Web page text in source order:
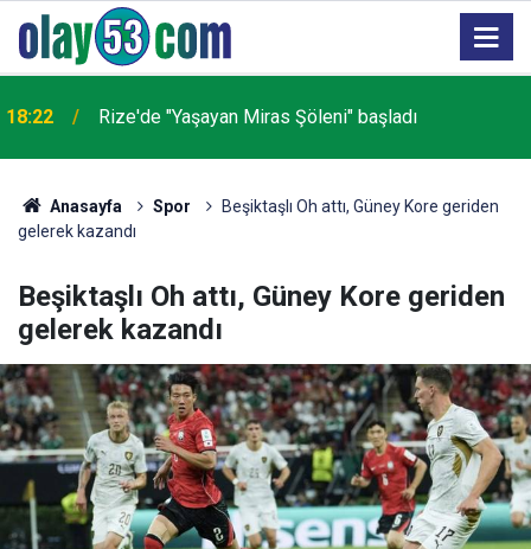
18:22 Rize'de "Yaşayan Miras Şöleni" başladı
Anasayfa Spor
Beşiktaşlı Oh attı, Güney Kore geriden
gelerek kazandı
Beşiktaşlı Oh attı, Güney Kore geriden
gelerek kazandı